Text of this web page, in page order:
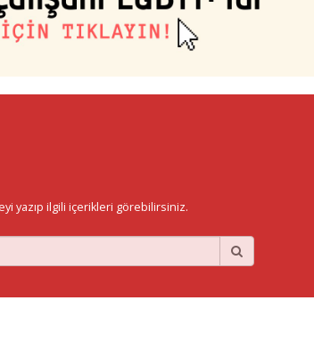
yazıp ilgili içerikleri görebilirsiniz.